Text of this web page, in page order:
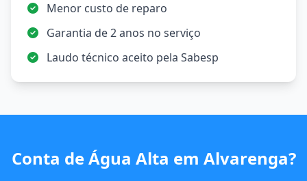
Menor custo de reparo
Garantia de 2 anos no serviço
Laudo técnico aceito pela Sabesp
Conta de Água Alta em Alvarenga?